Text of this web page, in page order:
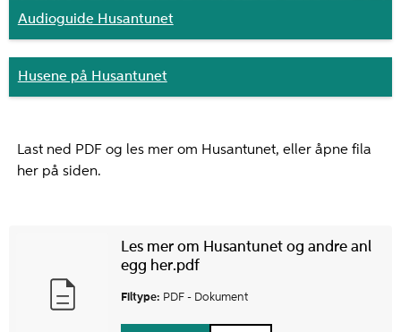
Audioguide Husantunet
Husene på Husantunet
Last ned PDF og les mer om Husantunet, eller åpne fila
her på siden.
Les mer om Husantunet og andre anl
egg her.pdf
Filtype: PDF - Dokument